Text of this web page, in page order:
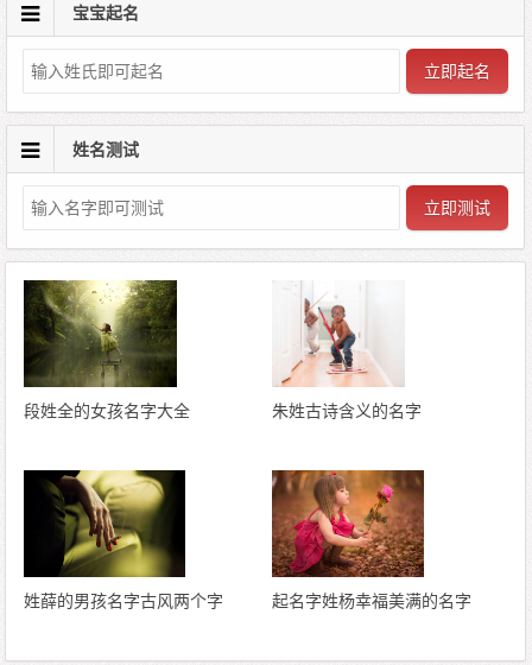
宝宝起名
立即起名
姓名测试
立即测试
段姓全的女孩名字大全 朱姓古诗含义的名字
姓薛的男孩名字古风两个字 起名字姓杨幸福美满的名字